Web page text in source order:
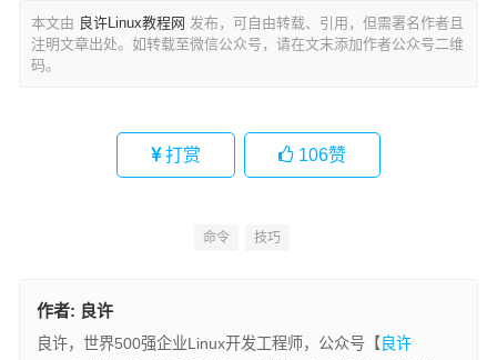
本文由 良许Linux教程网 发布，可自由转载、引用，但需署名作者且
注明文章出处。如转载至微信公众号，请在文末添加作者公众号二维
码。
打赏 106赞
命令 技巧
作者: 良许
良许，世界500强企业Linux开发工程师，公众号【良许